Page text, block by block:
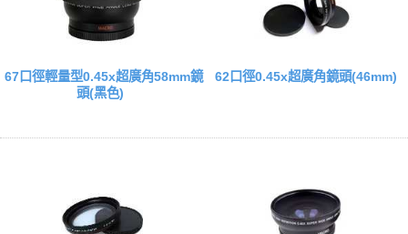
67口徑輕量型0.45x超廣角58mm鏡
頭(黑色)
62口徑0.45x超廣角鏡頭(46mm)